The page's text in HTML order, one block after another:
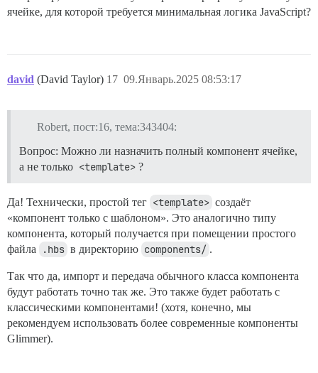
ячейке, для которой требуется минимальная логика JavaScript?
david (David Taylor) 09.Январь.2025 08:53:17
17
Robert, пост:16, тема:343404:
Вопрос: Можно ли назначить полный компонент ячейке,
а не только <template> ?
Да! Технически, простой тег <template> создаёт
«компонент только с шаблоном». Это аналогично типу
компонента, который получается при помещении простого
файла
.hbs в директорию components/ .
Так что да, импорт и передача обычного класса компонента
будут работать точно так же. Это также будет работать с
классическими компонентами! (хотя, конечно, мы
рекомендуем использовать более современные компоненты
Glimmer).